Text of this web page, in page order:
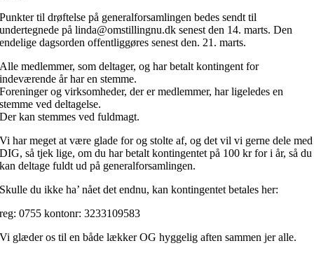
Punkter til drøftelse på generalforsamlingen bedes sendt til
undertegnede på linda@omstillingnu.dk senest den 14. marts.Den
endelige dagsorden offentliggøres senest den. 21. marts.
Alle medlemmer, som deltager, og har betalt kontingent for
indeværende år har en stemme.
Foreninger og virksomheder, der er medlemmer, har ligeledes en
stemme ved deltagelse.
Der kan stemmes ved fuldmagt.
Vi har meget at være glade for og stolte af, og det vil vi gerne dele med
DIG, så tjek lige, om du har betalt kontingentet på 100 kr for i år, så du
kan deltage fuldt ud på generalforsamlingen.
Skulle du ikke ha’ nået det endnu, kan kontingentet betales her:
reg: 0755 kontonr: 3233109583
Vi glæder os til en både lækker OG hyggelig aften sammen jer alle.